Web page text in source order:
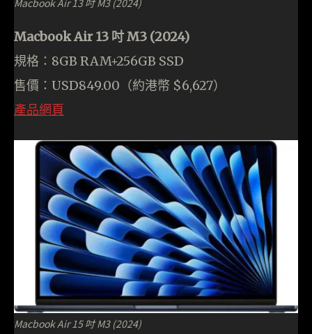
Macbook Air 13 吋 M3 (2024)
規格：8GB RAM+256GB SSD
售價：USD849.00（約港幣 $6,627）
產品網頁
Macbook Air 15 吋 M3 (2024)